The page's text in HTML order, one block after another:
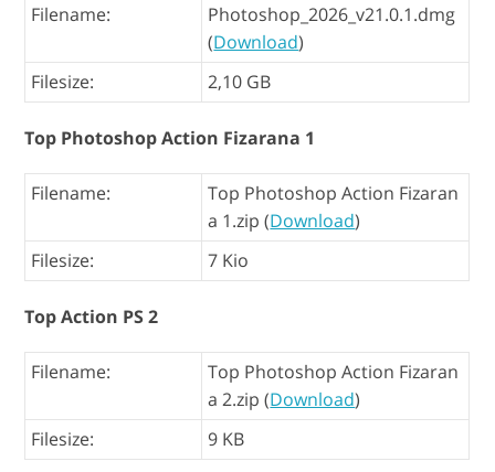
Filename:
Photoshop_2026_v21.0.1.dmg
(Download)
Filesize:
2,10 GB
Top Photoshop Action Fizarana 1
Filename:
Top Photoshop Action Fizaran
a 1.zip (Download)
Filesize:
7 Kio
Top Action PS 2
Filename:
Top Photoshop Action Fizaran
a 2.zip (Download)
Filesize:
9 KB